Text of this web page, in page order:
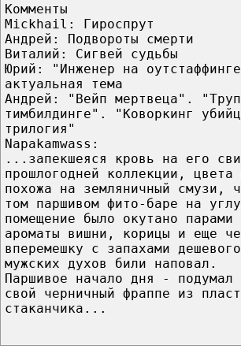
Комменты
Mickhail: Гироспрут
Андрей: Подвороты смерти
Виталий: Сигвей судьбы
Юрий: "Инженер на
актуальная тема
Андрей: "Вейп мертвеца".
тимбилдинге". "Коворкинг
трилогия"
Napakamwass:
...запекшеяся кровь на его
прошлогодней коллекции, цвета
похожа на земляничный смузи,
том паршивом фито-баре на
помещение было окутано парами
ароматы вишни, корицы и еще
вперемешку с запахами
мужских духов били наповал.
Паршивое начало дня - подумал
свой черничный фраппе из
стаканчика...